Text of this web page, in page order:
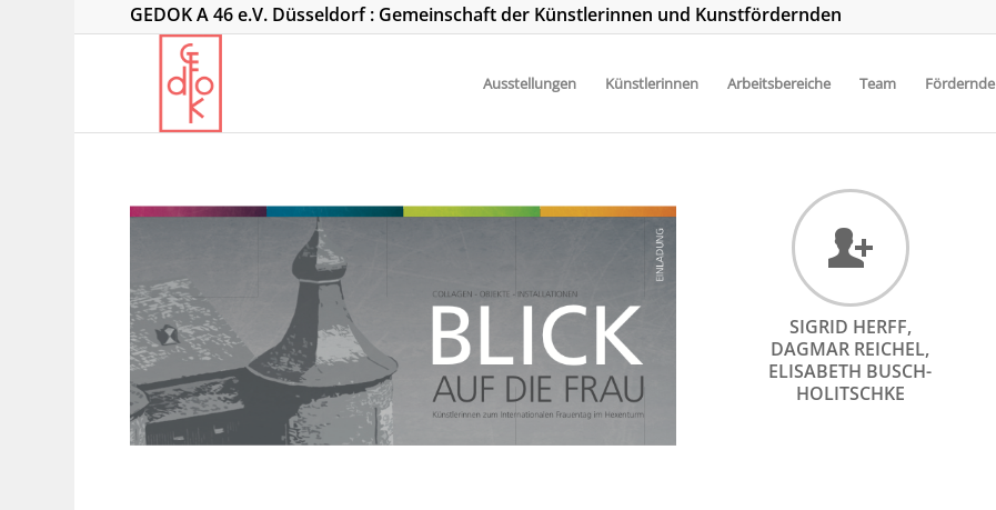
GEDOK A 46 e.V. Düsseldorf : Gemeinschaft der Künstlerinnen und Kunstfördernden
Ausstellungen Künstlerinnen Arbeitsbereiche Team Fördernde
SIGRID HERFF,
DAGMAR REICHEL,
ELISABETH BUSCH-
HOLITSCHKE